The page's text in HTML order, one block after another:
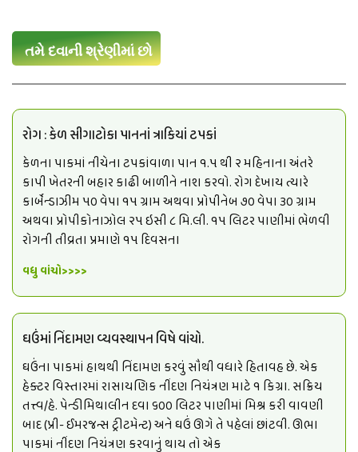
તમે દવાની શ્રેણીમાં છો
રોગ : કેળ સીગાટોકા પાનનાં ત્રાકિયાં ટપકાં
કેળના પાકમાં નીચેના ટપકાંવાળા પાન ૧.૫ થી ૨ મહિનાના અંતરે
કાપી ખેતરની બહાર કાઢી બાળીને નાશ કરવો. રોગ દેખાય ત્યારે
કાર્બેન્ડાઝીમ ૫૦ વેપા ૧૫ ગ્રામ અથવા પ્રોપીનેબ ૭૦ વેપા ૩૦ ગ્રામ
અથવા પ્રોપીકોનાઝોલ ૨૫ ઇસી ૮ મિ.લી. ૧૫ લિટર પાણીમાં ભેળવી
રોગની તીવ્રતા પ્રમાણે ૧૫ દિવસના
વધુ વાંચો>>>>
ઘઉંમાં નિંદામણ વ્યવસ્થાપન વિષે વાંચો.
ઘઉંના પાકમાં હાથથી નિંદામણ કરવું સૌથી વધારે હિતાવહ છે. એક
હેક્ટર વિસ્તારમાં રાસાયણિક નીંદણ નિયંત્રણ માટે ૧ કિગ્રા. સક્રિય
તત્ત્વ/હે. પેન્ડીમિથાલીન દવા ૬૦૦ લિટર પાણીમાં મિશ્ર કરી વાવણી
બાદ (પ્રી- ઈમરજન્સ ટ્રીટમેન્ટ) અને ઘઉં ઊગે તે પહેલાં છાંટવી. ઊભા
પાકમાં નીંદણ નિયંત્રણ કરવાનું થાય તો એક